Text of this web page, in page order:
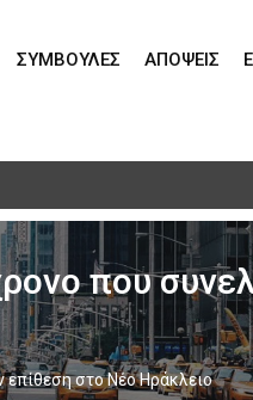
ΣΥΜΒΟΥΛΈΣ ΑΠΌΨΕΙΣ
που
επίθεση στο Νέο Ηράκλειο